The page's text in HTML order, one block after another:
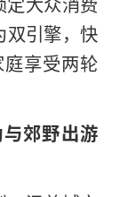
引擎，快
享受两轮
郊野出游